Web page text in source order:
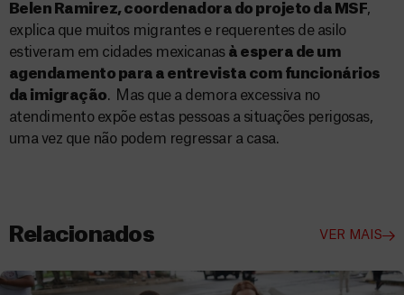
Belen Ramirez, coordenadora do projeto da MSF,
explica que muitos migrantes e requerentes de asilo
estiveram em cidades mexicanas à espera de um
agendamento para a entrevista com funcionários
da imigração. Mas que a demora excessiva no
atendimento expõe estas pessoas a situações perigosas,
uma vez que não podem regressar a casa.
Relacionados VER MAIS